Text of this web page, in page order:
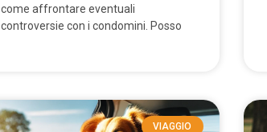
come affrontare eventuali
controversie con i condomini. Posso
VIAGGIO